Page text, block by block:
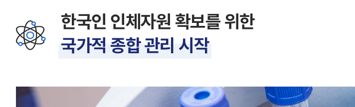
한국인 인체자원 확보를 위한
국가적 종합 관리 시작